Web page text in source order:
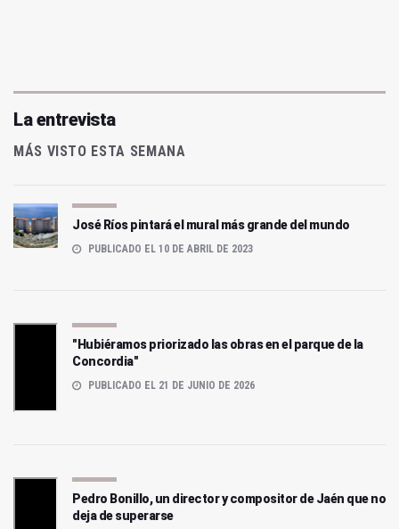
La entrevista
MÁS VISTO ESTA SEMANA
José Ríos pintará el mural más grande del mundo
PUBLICADO EL 10 DE ABRIL DE 2023
"Hubiéramos priorizado las obras en el parque de la
Concordia"
PUBLICADO EL 21 DE JUNIO DE 2026
Pedro Bonillo, un director y compositor de Jaén que no
deja de superarse